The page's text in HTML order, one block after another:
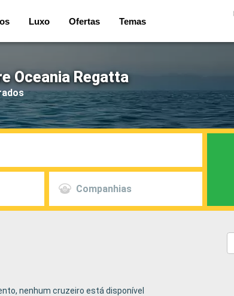
Luxo Ofertas Temas
Oceania Regatta
Companhias
nenhum cruzeiro está disponível